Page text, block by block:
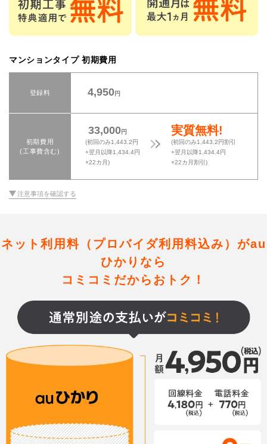
マンションタイプ 初期費用
登録料 4,950円
初期費用
(工事費含む)
33,000円
(初回のみ1,443.2円
+翌月以降1,434.4円
×22カ月)
実質無料!
(初回のみ1,443.2円割引
+翌月以降1,434.4円
×22カ月割引)
注意事項を確認する
ネット利用料（プロバイダ利用料込み）がau
ひかりなら
コミコミだからおトク！